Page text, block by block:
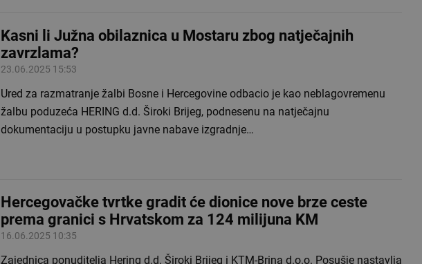
Kasni li Južna obilaznica u Mostaru zbog natječajnih
zavrzlama?
23.06.2025 15:53
Ured za razmatranje žalbi Bosne i Hercegovine odbacio je kao neblagovremenu
žalbu poduzeća HERING d.d. Široki Brijeg, podnesenu na natječajnu
dokumentaciju u postupku javne nabave izgradnje…
Hercegovačke tvrtke gradit će dionice nove brze ceste
prema granici s Hrvatskom za 124 milijuna KM
16.06.2025 10:35
Zajednica ponuditelja Hering d.d. Široki Brijeg i KTM-Brina d.o.o. Posušje nastavlja